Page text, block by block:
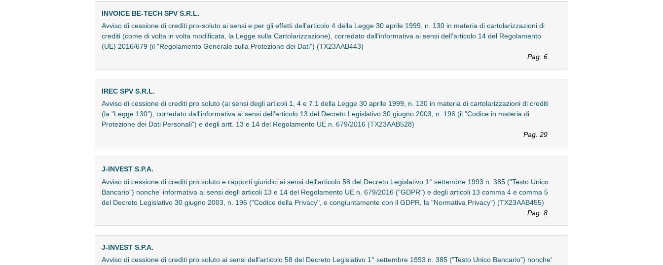
INVOICE BE-TECH SPV S.R.L.
Avviso di cessione di crediti pro-soluto ai sensi e per gli effetti dell'articolo 4 della Legge 30 aprile 1999, n. 130 in materia di cartolarizzazioni di
crediti (come di volta in volta modificata, la Legge sulla Cartolarizzazione), corredato dall'informativa ai sensi dell'articolo 14 del Regolamento
(UE) 2016/679 (il "Regolamento Generale sulla Protezione dei Dati") (TX23AAB443)
Pag. 6
IREC SPV S.R.L.
Avviso di cessione di crediti pro soluto (ai sensi degli articoli 1, 4 e 7.1 della Legge 30 aprile 1999, n. 130 in materia di cartolarizzazioni di crediti
(la "Legge 130"), corredato dall'informativa ai sensi dell'articolo 13 del Decreto Legislativo 30 giugno 2003, n. 196 (il "Codice in materia di
Protezione dei Dati Personali") e degli artt. 13 e 14 del Regolamento UE n. 679/2016 (TX23AAB528)
Pag. 29
J-INVEST S.P.A.
Avviso di cessione di crediti pro soluto e rapporti giuridici ai sensi dell'articolo 58 del Decreto Legislativo 1° settembre 1993 n. 385 ("Testo Unico
Bancario") nonche' informativa ai sensi degli articoli 13 e 14 del Regolamento UE n. 679/2016 ("GDPR") e degli articoli 13 comma 4 e comma 5
del Decreto Legislativo 30 giugno 2003, n. 196 ("Codice della Privacy", e congiuntamente con il GDPR, la "Normativa Privacy") (TX23AAB455)
Pag. 8
J-INVEST S.P.A.
Avviso di cessione di crediti pro soluto ai sensi dell'articolo 58 del Decreto Legislativo 1° settembre 1993 n. 385 ("Testo Unico Bancario") nonche'